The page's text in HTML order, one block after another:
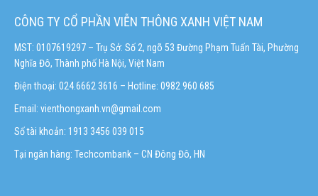
CÔNG TY CỔ PHẦN VIỄN THÔNG XANH VIỆT NAM
MST: 0107619297 – Trụ Sở: Số 2, ngõ 53 Đường Phạm Tuấn Tài, Phường
Nghĩa Đô, Thành phố Hà Nội, Việt Nam
Điện thoại: 024.6662 3616 – Hotline: 0982 960 685
Email: vienthongxanh.vn@gmail.com
Số tài khoản: 1913 3456 039 015
Tại ngân hàng: Techcombank – CN Đông Đô, HN